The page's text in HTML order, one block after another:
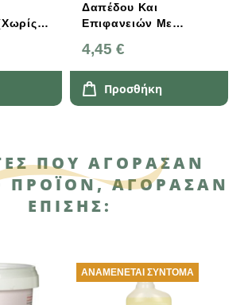
Δαπέδου Και
Επιφανειών Με
Αιθέρια Έλαια Μέντας
& Μοσχολέμονου 1L
Egreeno Eco
4,45 €
Προσθήκη
ΠΟΥ ΑΓΌΡΑΣΑΝ
ΠΡΟΪΌΝ, ΑΓΌΡΑΣΑΝ
ΕΠΊΣΗΣ:
ΑΝΑΜΈΝΕΤΑΙ ΣΎΝΤΟΜΑ